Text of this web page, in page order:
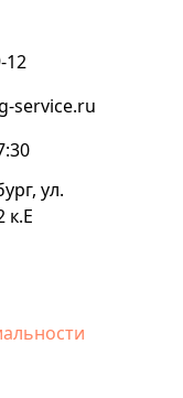
12
service.ru
ул.
к.Е